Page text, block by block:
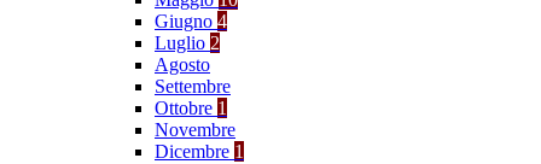
Giugno 4
Luglio 2
Agosto
Settembre
Ottobre 1
Novembre
Dicembre 1